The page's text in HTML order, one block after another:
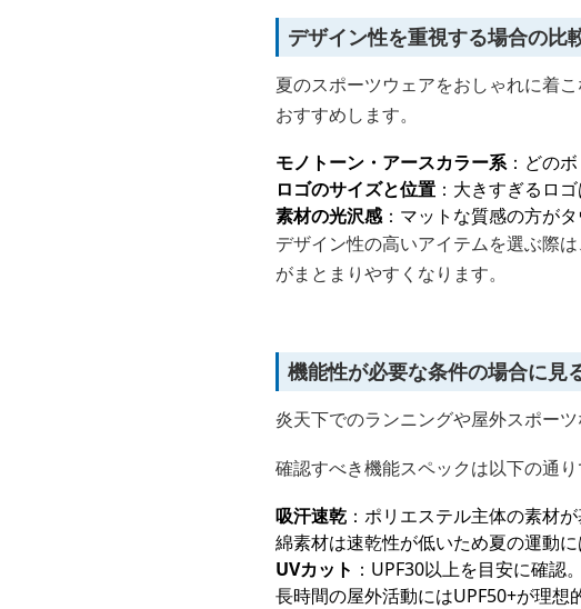
デザイン性を重視する場合の比
夏のスポーツウェアをおしゃれに着こ
おすすめします。
モノトーン・アースカラー系：どの
ロゴのサイズと位置 ：大きすぎるロ
素材の光沢感：マットな質感の方が
デザイン性の高いアイテムを選ぶ際は
がまとまりやすくなります。
機能性が必要な条件の場合に見
炎天下でのランニングや屋外スポーツ
確認すべき機能スペックは以下の通り
吸汗速乾 ：ポリエステル主体の素材が
綿素材は速乾性が低いため夏の運動に
UVカット ：UPF30以上を目安に確認。
長時間の屋外活動にはUPF50+が理想